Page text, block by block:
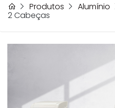
Produtos Alumínio
2 Cabeças